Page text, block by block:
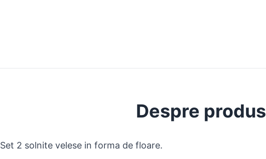
Despre produs
Set 2 solnite velese in forma de floare.